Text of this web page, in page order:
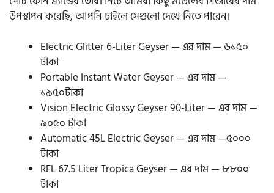
উপস্থাপন করেছি, আপনি চাইলে সেগুলো দেখে নিতে পারেন।
Electric Glitter 6-Liter Geyser — এর দাম — ৬১৫০
টাকা
Portable Instant Water Geyser — এর দাম —
১৯৫০টাকা
Vision Electric Glossy Geyser 90-Liter — এর দাম —
৯০৫০ টাকা
Automatic 45L Electric Geyser — এর দাম —৫০০০
টাকা
RFL 67.5 Liter Tropica Geyser — এর দাম — ৮৮০০
টাকা